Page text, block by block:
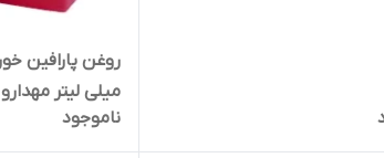
میلی لیتر مهدارو
ناموجود